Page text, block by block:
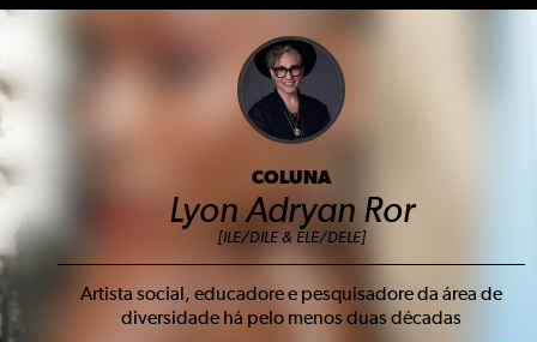
COLUNA
Lyon Adryan Ror
[ILE/DILE & ELE/DELE]
Artista social, educadore e pesquisadore da área de
diversidade há pelo menos duas décadas